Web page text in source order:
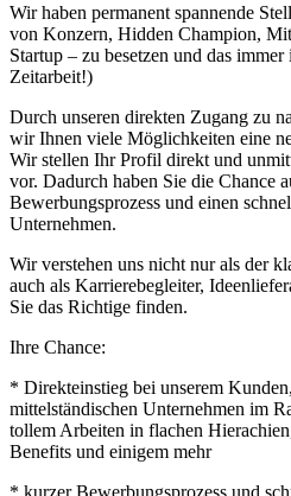
Wir haben permanent spannende
von Konzern, Hidden Champion,
Startup – zu besetzen und das
Zeitarbeit!)
Durch unseren direkten Zugang zu
wir Ihnen viele Möglichkeiten eine
Wir stellen Ihr Profil direkt und
vor. Dadurch haben Sie die Chance
Bewerbungsprozess und einen
Unternehmen.
Wir verstehen uns nicht nur als der
auch als Karrierebegleiter,
Sie das Richtige finden.
Ihre Chance:
* Direkteinstieg bei unserem
mittelständischen Unternehmen im
tollem Arbeiten in flachen
Benefits und einigem mehr
* kurzer Bewerbungsprozess und